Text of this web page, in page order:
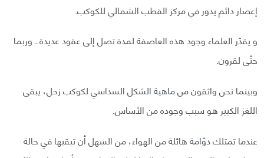
إعصار دائم يدور في مركز القطب الشمالي للكوكب.
و يقدّر العلماء وجود هذه العاصفة لمدة تصل إلى عقود عديدة ــ وربما
حتَّى لقرون.
وبينما نحن واثقون من ماهية الشكل السداسي لكوكب زحل، يبقى
اللغز الكبير هو سبب وجوده من الأساس.
عندما تمتلك دوَّامة هائلة من الهواء، من السهل أن تبقيها في حالة